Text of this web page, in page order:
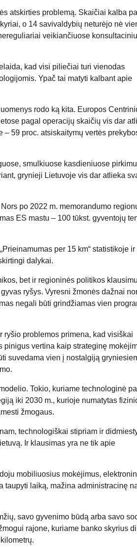
atskirties problemą. Skaičiai kalba
o 14 savivaldybių neturėjo nė
veikiančiuose
kad visi piliečiai turi vienodas
Ypač tai matyti kalbant apie
rodo ką kita. Europos
pagal operacijų skaičių vis dar
59 proc. atsiskaitymų vertės
smulkiuose kasdieniuose
grynieji Lietuvoje vis dar atlieka
po 2022 m. memorandumo
ES mastu – 100 tūkst. gyventojų
per 15 km“ statistikoje
dalykai.
bet ir regioninės politikos
ryšys. Vyresni žmonės dažnai
negali būti grindžiamas vien
ryšio problemos primena, kad visiškai
pinigus vertina kaip strateginę
suvedama vien į nostalgiją
Tokio, kuriame technologinė
iki 2030 m., kurioje numatytas
žmogaus.
technologiškai stipriam ir
Ir klausimas yra ne tik apie
mobiliuosius mokėjimus,
laiką, mažina administracinę
savo gyvenimo būdą arba savo
rajone, kuriame banko skyrius